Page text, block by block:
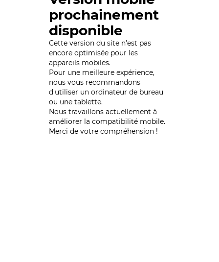
prochainement
disponible
Cette version du site n’est pas
encore optimisée pour les
appareils mobiles.
Pour une meilleure expérience,
nous vous recommandons
d'utiliser un ordinateur de bureau
ou une tablette.
Nous travaillons actuellement à
améliorer la compatibilité mobile.
Merci de votre compréhension !